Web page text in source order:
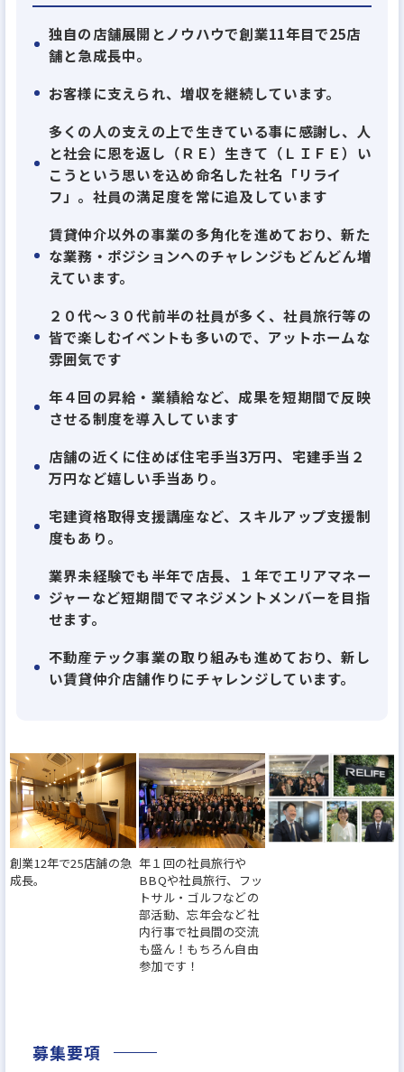
当社役員が代表を務めるIT系関連会社が開発する先
進的なオペレーションシステムで業務効率化を図っ
ているから。
幸せにするという『RELIFE（恩返し）』の考えに共
感し、入社してくれた向上心の高い社員たちが支えて
くれているから。
お客様にとっての「一生涯の不動産パートナー」を
目指す私たち。今後も長期的な関係を築いていくた
事業を展開しています。これまでの経験を活かして、
一緒に当社で成長していきませんか。
独自の店舗展開とノウハウで創業11年目で25店
舗と急成長中。
お客様に支えられ、増収を継続しています。
多くの人の支えの上で生きている事に感謝し、人
と社会に恩を返し（ＲＥ）生きて（ＬＩＦＥ）い
こうという思いを込め命名した社名「リライ
フ」。社員の満足度を常に追及しています
賃貸仲介以外の事業の多角化を進めており、新た
な業務・ポジションへのチャレンジもどんどん増
えています。
２０代〜３０代前半の社員が多く、社員旅行等の
皆で楽しむイベントも多いので、アットホームな
雰囲気です
年４回の昇給・業績給など、成果を短期間で反映
させる制度を導入しています
店舗の近くに住めば住宅手当3万円、宅建手当２
万円など嬉しい手当あり。
宅建資格取得支援講座など、スキルアップ支援制
度もあり。
業界未経験でも半年で店長、１年でエリアマネー
ジャーなど短期間でマネジメントメンバーを目指
せます。
不動産テック事業の取り組みも進めており、新し
い賃貸仲介店舗作りにチャレンジしています。
創業12年で25店舗の急
成長。
年１回の社員旅行や
BBQや社員旅行、フッ
トサル・ゴルフなどの
部活動、忘年会など社
内行事で社員間の交流
も盛ん！もちろん自由
参加です！
募集要項